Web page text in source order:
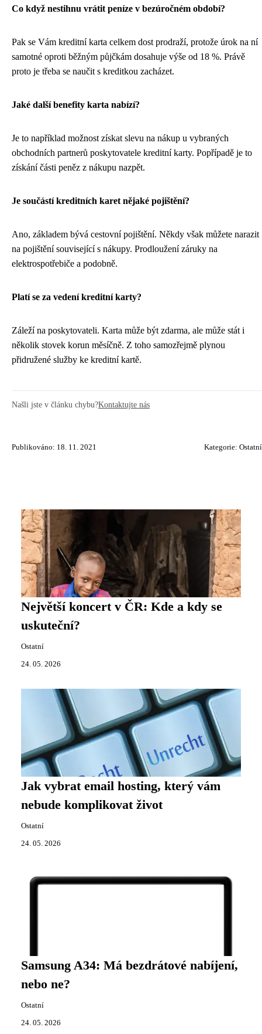
Co když nestihnu vrátit peníze v bezúročném období?
Pak se Vám kreditní karta celkem dost prodraží, protože úrok na ní
samotné oproti běžným půjčkám dosahuje výše od 18 %. Právě
proto je třeba se naučit s kreditkou zacházet.
Jaké další benefity karta nabízí?
Je to například možnost získat slevu na nákup u vybraných
obchodních partnerů poskytovatele kreditní karty. Popřípadě je to
získání části peněz z nákupu nazpět.
Je součástí kreditních karet nějaké pojištění?
Ano, základem bývá cestovní pojištění. Někdy však můžete narazit
na pojištění související s nákupy. Prodloužení záruky na
elektrospotřebiče a podobně.
Platí se za vedení kreditní karty?
Záleží na poskytovateli. Karta může být zdarma, ale může stát i
několik stovek korun měsíčně. Z toho samozřejmě plynou
přidružené služby ke kreditní kartě.
Našli jste v článku chybu?Kontaktujte nás
Publikováno: 18. 11. 2021 Kategorie: Ostatní
Největší koncert v ČR: Kde a kdy se
uskuteční?
Ostatní
24. 05. 2026
Jak vybrat email hosting, který vám
nebude komplikovat život
Ostatní
24. 05. 2026
Samsung A34: Má bezdrátové nabíjení,
nebo ne?
Ostatní
24. 05. 2026